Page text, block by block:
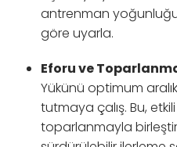
antrenman
göre uyarla.
Eforu ve
Yükünü optimum
tutmaya çalış. Bu,
toparlanmayla